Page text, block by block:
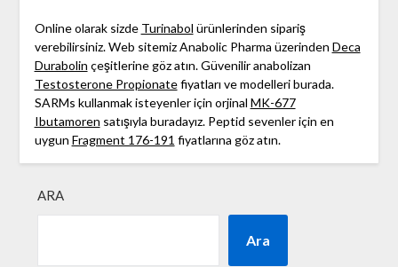
Online olarak sizde Turinabol ürünlerinden sipariş
verebilirsiniz. Web sitemiz Anabolic Pharma üzerinden Deca
Durabolin çeşitlerine göz atın. Güvenilir anabolizan
Testosterone Propionatefiyatları ve modelleri burada.
SARMs kullanmak isteyenler için orjinal MK-677
Ibutamoren satışıyla buradayız. Peptid sevenler için en
uygun Fragment 176-191 fiyatlarına göz atın.
ARA
Ara